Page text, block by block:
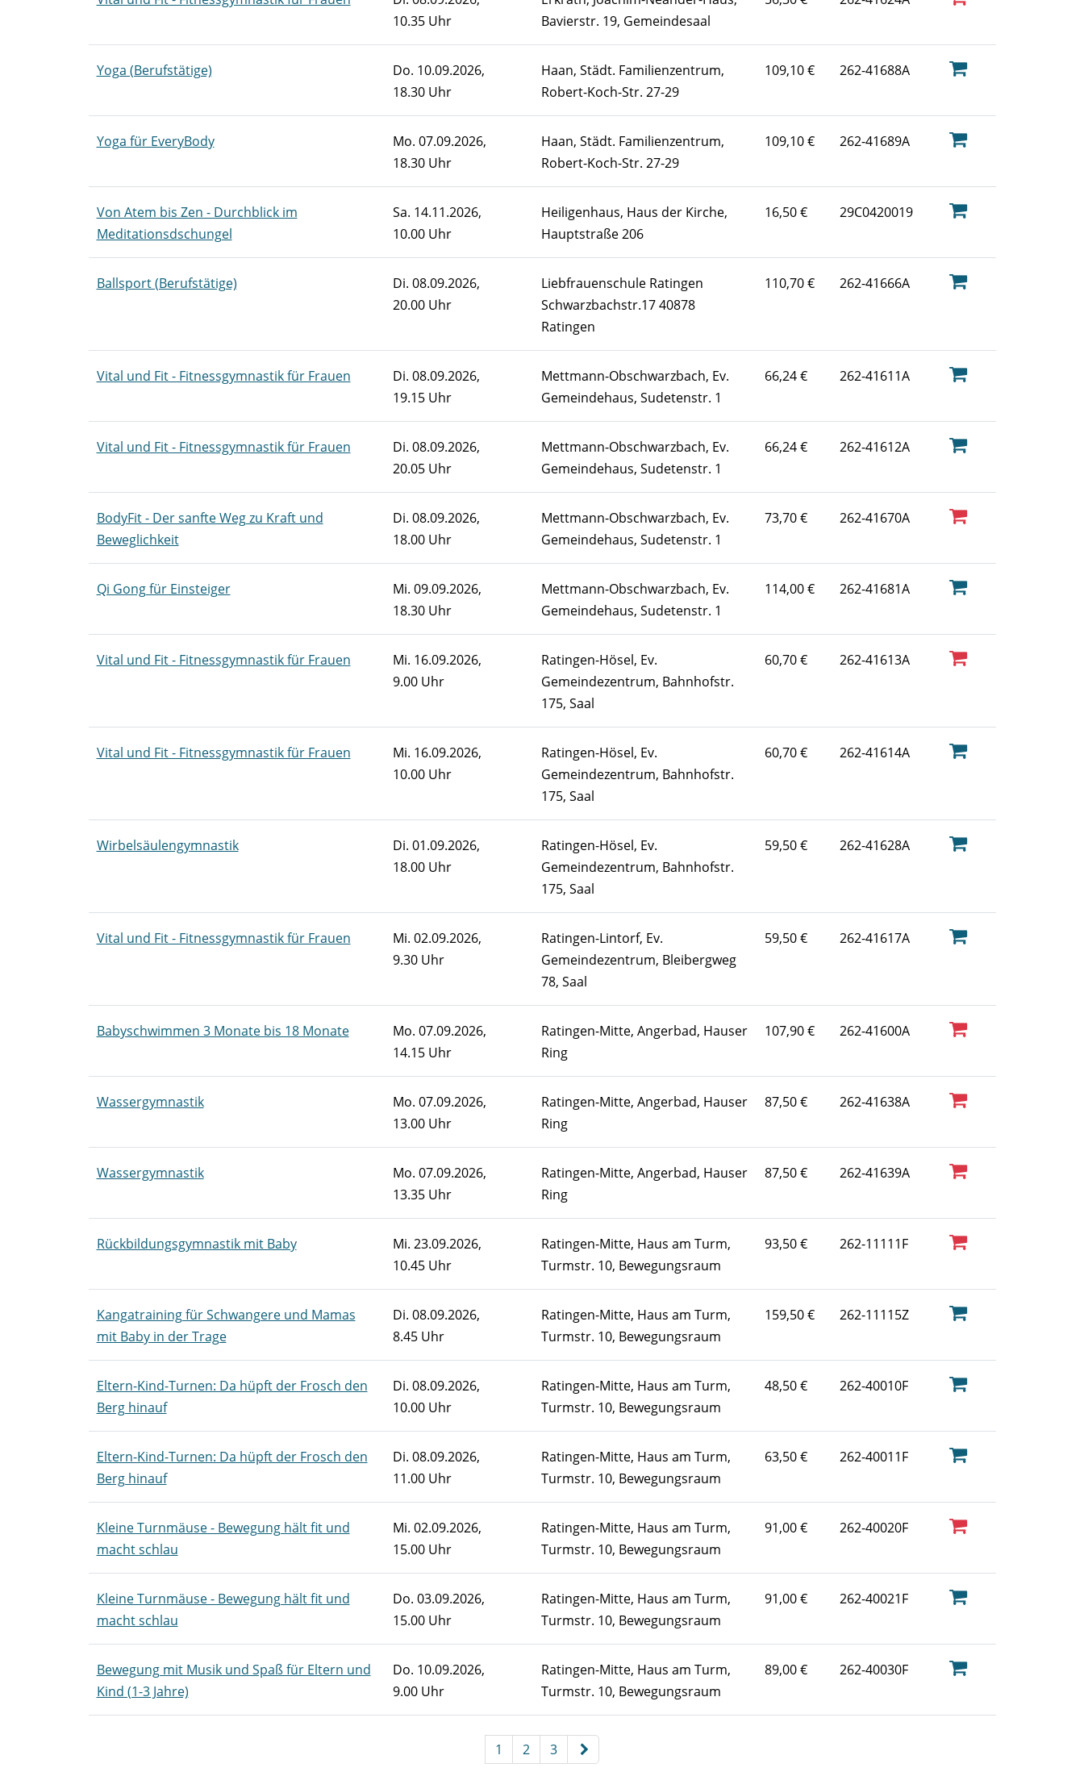
10.35 Uhr
Bavierstr. 19, Gemeindesaal
Yoga (Berufstätige) Do. 10.09.2026,
18.30 Uhr
Haan, Städt. Familienzentrum,
Robert-Koch-Str. 27-29
109,10 € 262-41688A
Yoga für EveryBody Mo. 07.09.2026,
18.30 Uhr
Haan, Städt. Familienzentrum,
Robert-Koch-Str. 27-29
109,10 € 262-41689A
Von Atem bis Zen - Durchblick im
Meditationsdschungel
Sa. 14.11.2026,
10.00 Uhr
Heiligenhaus, Haus der Kirche,
Hauptstraße 206
16,50 € 29C0420019
Ballsport (Berufstätige) Di. 08.09.2026,
20.00 Uhr
Liebfrauenschule Ratingen
Schwarzbachstr.17 40878
Ratingen
110,70 € 262-41666A
Vital und Fit - Fitnessgymnastik für Frauen Di. 08.09.2026,
19.15 Uhr
Mettmann-Obschwarzbach, Ev.
Gemeindehaus, Sudetenstr. 1
66,24 € 262-41611A
Vital und Fit - Fitnessgymnastik für Frauen Di. 08.09.2026,
20.05 Uhr
Mettmann-Obschwarzbach, Ev.
Gemeindehaus, Sudetenstr. 1
66,24 € 262-41612A
BodyFit - Der sanfte Weg zu Kraft und
Beweglichkeit
Di. 08.09.2026,
18.00 Uhr
Mettmann-Obschwarzbach, Ev.
Gemeindehaus, Sudetenstr. 1
73,70 € 262-41670A
Qi Gong für Einsteiger Mi. 09.09.2026,
18.30 Uhr
Mettmann-Obschwarzbach, Ev.
Gemeindehaus, Sudetenstr. 1
114,00 € 262-41681A
Vital und Fit - Fitnessgymnastik für Frauen Mi. 16.09.2026,
9.00 Uhr
Ratingen-Hösel, Ev.
Gemeindezentrum, Bahnhofstr.
175, Saal
60,70 € 262-41613A
Vital und Fit - Fitnessgymnastik für Frauen Mi. 16.09.2026,
10.00 Uhr
Ratingen-Hösel, Ev.
Gemeindezentrum, Bahnhofstr.
175, Saal
60,70 € 262-41614A
Wirbelsäulengymnastik Di. 01.09.2026,
18.00 Uhr
Ratingen-Hösel, Ev.
Gemeindezentrum, Bahnhofstr.
175, Saal
59,50 € 262-41628A
Vital und Fit - Fitnessgymnastik für Frauen Mi. 02.09.2026,
9.30 Uhr
Ratingen-Lintorf, Ev.
Gemeindezentrum, Bleibergweg
78, Saal
59,50 € 262-41617A
Babyschwimmen 3 Monate bis 18 Monate Mo. 07.09.2026,
14.15 Uhr
Ratingen-Mitte, Angerbad, Hauser
Ring
107,90 € 262-41600A
Wassergymnastik Mo. 07.09.2026,
13.00 Uhr
Ratingen-Mitte, Angerbad, Hauser
Ring
87,50 € 262-41638A
Wassergymnastik Mo. 07.09.2026,
13.35 Uhr
Ratingen-Mitte, Angerbad, Hauser
Ring
87,50 € 262-41639A
Rückbildungsgymnastik mit Baby Mi. 23.09.2026,
10.45 Uhr
Ratingen-Mitte, Haus am Turm,
Turmstr. 10, Bewegungsraum
93,50 € 262-11111F
Kangatraining für Schwangere und Mamas
mit Baby in der Trage
Di. 08.09.2026,
8.45 Uhr
Ratingen-Mitte, Haus am Turm,
Turmstr. 10, Bewegungsraum
159,50 € 262-11115Z
Eltern-Kind-Turnen: Da hüpft der Frosch den
Berg hinauf
Di. 08.09.2026,
10.00 Uhr
Ratingen-Mitte, Haus am Turm,
Turmstr. 10, Bewegungsraum
48,50 € 262-40010F
Eltern-Kind-Turnen: Da hüpft der Frosch den
Berg hinauf
Di. 08.09.2026,
11.00 Uhr
Ratingen-Mitte, Haus am Turm,
Turmstr. 10, Bewegungsraum
63,50 € 262-40011F
Kleine Turnmäuse - Bewegung hält fit und
macht schlau
Mi. 02.09.2026,
15.00 Uhr
Ratingen-Mitte, Haus am Turm,
Turmstr. 10, Bewegungsraum
91,00 € 262-40020F
Kleine Turnmäuse - Bewegung hält fit und
macht schlau
Do. 03.09.2026,
15.00 Uhr
Ratingen-Mitte, Haus am Turm,
Turmstr. 10, Bewegungsraum
91,00 € 262-40021F
Bewegung mit Musik und Spaß für Eltern und
Kind (1-3 Jahre)
Do. 10.09.2026,
9.00 Uhr
Ratingen-Mitte, Haus am Turm,
Turmstr. 10, Bewegungsraum
89,00 € 262-40030F
1 2 3